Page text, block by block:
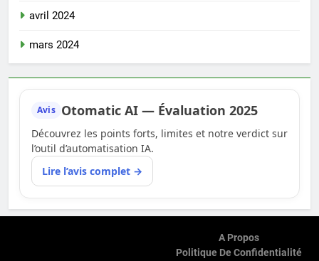
avril 2024
mars 2024
Avis Otomatic AI — Évaluation 2025
Découvrez les points forts, limites et notre verdict sur
l’outil d’automatisation IA.
Lire l’avis complet →
A Propos
Politique De Confidentialité